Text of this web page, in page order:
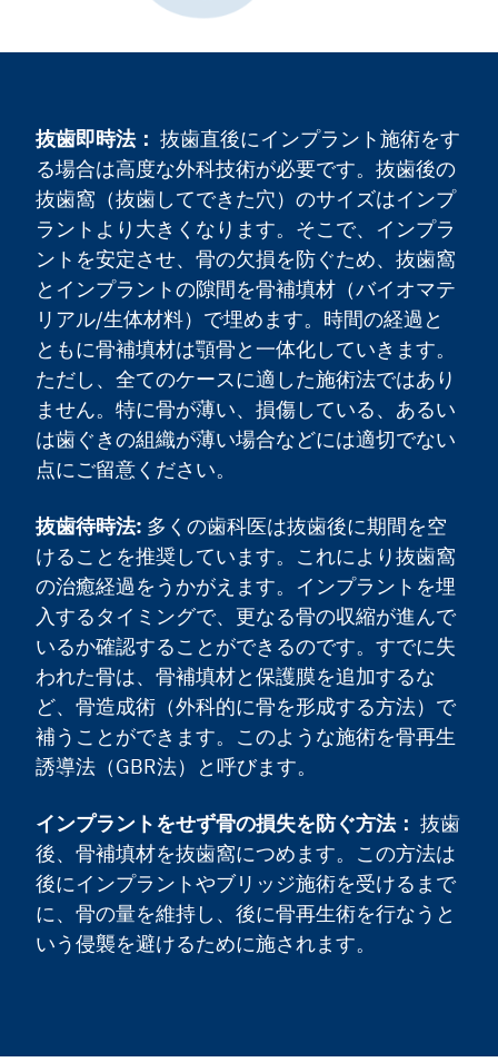
抜歯即時法： 抜歯直後にインプラント施術をす
る場合は高度な外科技術が必要です。抜歯後の
抜歯窩（抜歯してできた穴）のサイズはインプ
ラントより大きくなります。そこで、インプラ
ントを安定させ、骨の欠損を防ぐため、抜歯窩
とインプラントの隙間を骨補填材（バイオマテ
リアル/生体材料）で埋めます。時間の経過と
ともに骨補填材は顎骨と一体化していきます。
ただし、全てのケースに適した施術法ではあり
ません。特に骨が薄い、損傷している、あるい
は歯ぐきの組織が薄い場合などには適切でない
点にご留意ください。
抜歯待時法: 多くの歯科医は抜歯後に期間を空
けることを推奨しています。これにより抜歯窩
の治癒経過をうかがえます。インプラントを埋
入するタイミングで、更なる骨の収縮が進んで
いるか確認することができるのです。すでに失
われた骨は、骨補填材と保護膜を追加するな
ど、骨造成術（外科的に骨を形成する方法）で
補うことができます。このような施術を骨再生
誘導法（GBR法）と呼びます。
インプラントをせず骨の損失を防ぐ方法： 抜歯
後、骨補填材を抜歯窩につめます。この方法は
後にインプラントやブリッジ施術を受けるまで
に、骨の量を維持し、後に骨再生術を行なうと
いう侵襲を避けるために施されます。